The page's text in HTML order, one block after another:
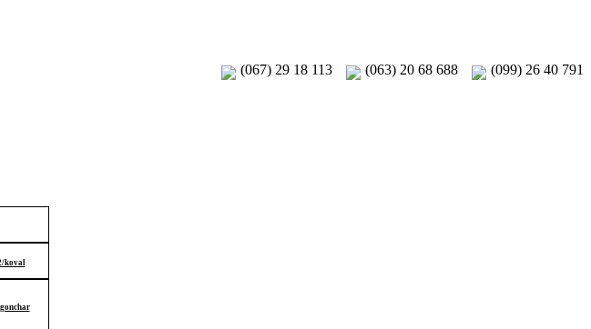
(099) 26 40 791
(063) 20 68 688
(067) 29 18 113
koval